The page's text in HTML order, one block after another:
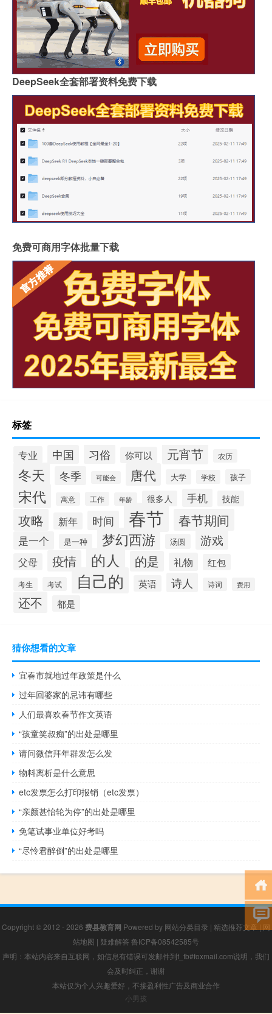
DeepSeek全套部署资料免费下载
免费可商用字体批量下载
标签
专业 中国 习俗 你可以 元宵节 农历
冬天 冬季 可能会 唐代 大学 学校 孩子
宋代 寓意 工作 年龄 很多人 手机 技能
攻略 新年 时间 春节 春节期间
是一个 是一种 梦幻西游 汤圆 游戏
父母 疫情 的人 的是 礼物 红包
考生 考试 自己的 英语 诗人 诗词 费用
还不 都是
猜你想看的文章
宜春市就地过年政策是什么
过年回婆家的忌讳有哪些
人们最喜欢春节作文英语
“孩童笑叔痴”的出处是哪里
请问微信拜年群发怎么发
物料离析是什么意思
etc发票怎么打印报销（etc发票）
“亲颜甚怡轮为停”的出处是哪里
免笔试事业单位好考吗
“尽怜君醉倒”的出处是哪里
Copyright © 2012 - 2026 费县教育网 Powered by 网站分类目录 | 精选推荐文章| 网
站地图 | 疑难解答 鲁ICP备08542585号
声明：本站内容来自互联网，如信息有错误可发邮件到f_fb#foxmail.com说明，我们
会及时纠正，谢谢
本站仅为个人兴趣爱好，不接盈利性广告及商业合作
小男孩